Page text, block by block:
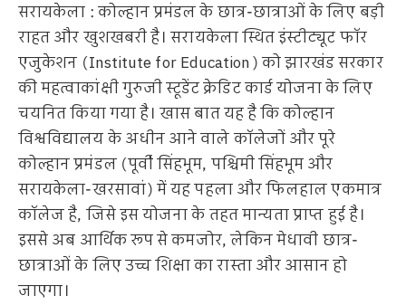
सरायकेला : कोल्हान प्रमंडल के छात्र-छात्राओं के लिए बड़ी
राहत और खुशखबरी है। सरायकेला स्थित इंस्टीट्यूट फॉर
एजुकेशन (Institute for Education) को झारखंड सरकार
की महत्वाकांक्षी गुरुजी स्टूडेंट क्रेडिट कार्ड योजना के लिए
चयनित किया गया है। खास बात यह है कि कोल्हान
विश्वविद्यालय के अधीन आने वाले कॉलेजों और पूरे
कोल्हान प्रमंडल (पूर्वी सिंहभूम, पश्चिमी सिंहभूम और
सरायकेला-खरसावां) में यह पहला और फिलहाल एकमात्र
कॉलेज है, जिसे इस योजना के तहत मान्यता प्राप्त हुई है।
इससे अब आर्थिक रूप से कमजोर, लेकिन मेधावी छात्र-
छात्राओं के लिए उच्च शिक्षा का रास्ता और आसान हो
जाएगा।